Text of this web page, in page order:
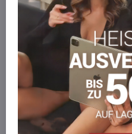
Werden Sie Teil von
Werden Sie Teil von
Mitgliedervorteilbei jedem
Der Vorteil wird
Möchten Sie
auf Lager haben?
Zögern Sie nicht, uns zu
wieder auf!